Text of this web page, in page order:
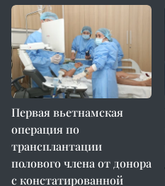
Первая вьетнамская
операция по
трансплантации
полового члена от донора
с констатированной